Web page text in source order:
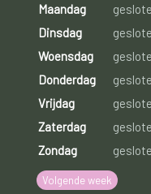
Maandag
Dinsdag
Woensdag
Donderdag
Vrijdag
Zaterdag
Zondag
Volgende week